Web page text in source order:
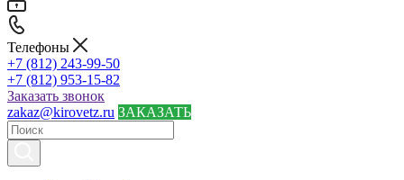
Телефоны
+7 (812) 243-99-50
+7 (812) 953-15-82
Заказать звонок
zakaz@kirovetz.ru ЗАКАЗАТЬ